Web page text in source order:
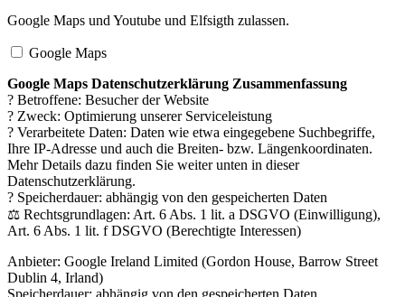
Google Maps und Youtube und Elfsigth zulassen.
Google Maps
Google Maps Datenschutzerklärung Zusammenfassung
? Betroffene: Besucher der Website
? Zweck: Optimierung unserer Serviceleistung
? Verarbeitete Daten: Daten wie etwa eingegebene Suchbegriffe,
Ihre IP-Adresse und auch die Breiten- bzw. Längenkoordinaten.
Mehr Details dazu finden Sie weiter unten in dieser
Datenschutzerklärung.
? Speicherdauer: abhängig von den gespeicherten Daten
⚖️ Rechtsgrundlagen: Art. 6 Abs. 1 lit. a DSGVO (Einwilligung),
Art. 6 Abs. 1 lit. f DSGVO (Berechtigte Interessen)
Anbieter: Google Ireland Limited (Gordon House, Barrow Street
Dublin 4, Irland)
Speicherdauer: abhängig von den gespeicherten Daten